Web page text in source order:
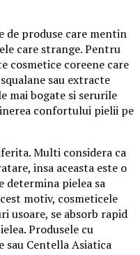
de produse care mentin
care strange. Pentru
cosmetice coreene care
sau extracte
mai bogate si serurile
confortului pielii pe
Multi considera ca
insa aceasta este o
determina pielea sa
motiv, cosmeticele
usoare, se absorb rapid
Produsele cu
sau Centella Asiatica